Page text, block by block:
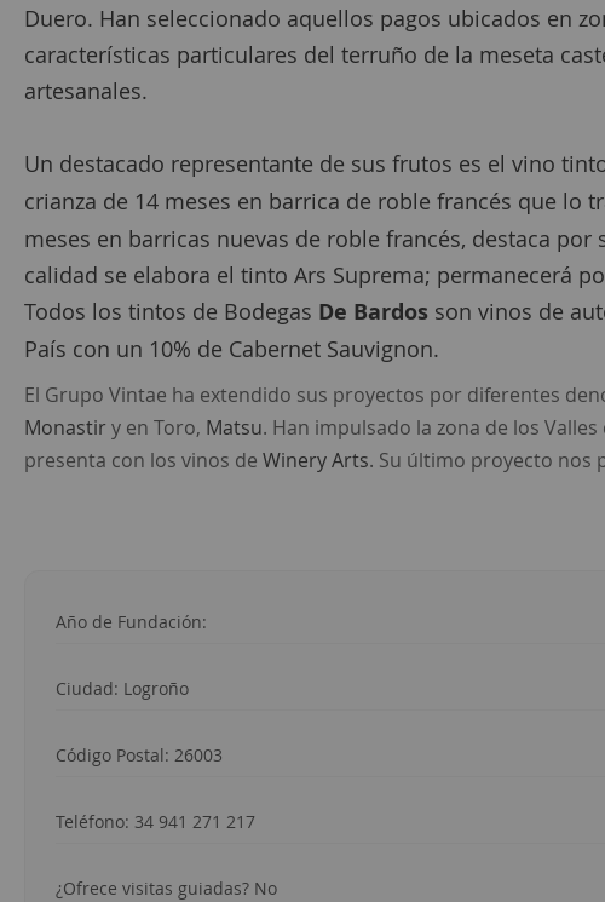
Duero. Han seleccionado aquellos pagos ubicados en
características particulares del terruño de la meseta
artesanales.
Un destacado representante de sus frutos es el vino
crianza de 14 meses en barrica de roble francés que lo
meses en barricas nuevas de roble francés, destaca
calidad se elabora el tinto Ars Suprema; permanecerá
Todos los tintos de Bodegas De Bardos son vinos de
País con un 10% de Cabernet Sauvignon.
El Grupo Vintae ha extendido sus proyectos por diferentes
Monastir y en Toro, Matsu. Han impulsado la zona de los
presenta con los vinos de Winery Arts. Su último proyecto nos
Año de Fundación:
Ciudad: Logroño
Código Postal: 26003
Teléfono: 34 941 271 217
¿Ofrece visitas guiadas? No